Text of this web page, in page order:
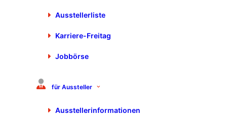
Ausstellerliste
Karriere-Freitag
Jobbörse
für Aussteller
Ausstellerinformationen
Herr Sam Holdenried, AI.SEE GmbH, München
Produktgruppe: Prozesskontrolle und
AI.SEE GmbH
80636 München